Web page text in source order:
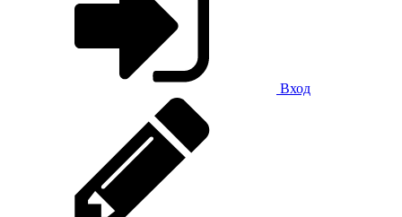
Вход